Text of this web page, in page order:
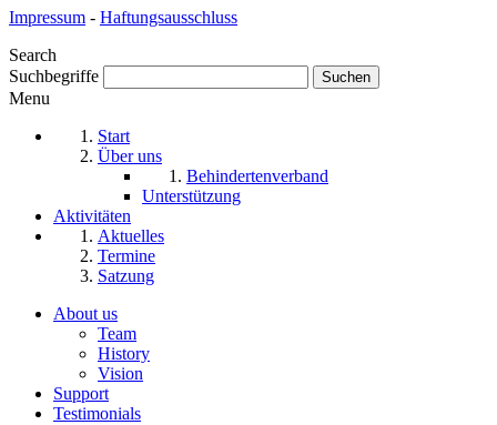
Impressum - Haftungsausschluss
Search
Suchbegriffe
Menu
Start
Über uns
Behindertenverband
Unterstützung
Aktivitäten
Aktuelles
Termine
Satzung
About us
Team
History
Vision
Support
Testimonials